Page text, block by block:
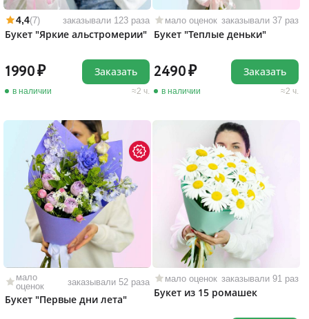
4,4(7) заказывали 123 раза
Букет "Яркие альстромерии"
1990
в наличии 2 ч.
Заказать
мало оценок заказывали 37 раз
Букет "Теплые деньки"
2490
в наличии 2 ч.
Заказать
мало
оценок
заказывали 52 раза
Букет "Первые дни лета"
мало оценок заказывали 91 раз
Букет из 15 ромашек